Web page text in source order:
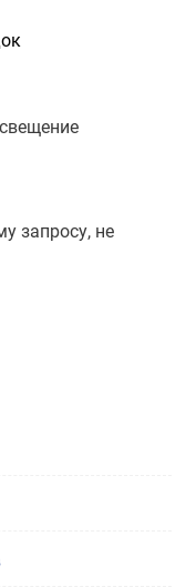
запросу, не